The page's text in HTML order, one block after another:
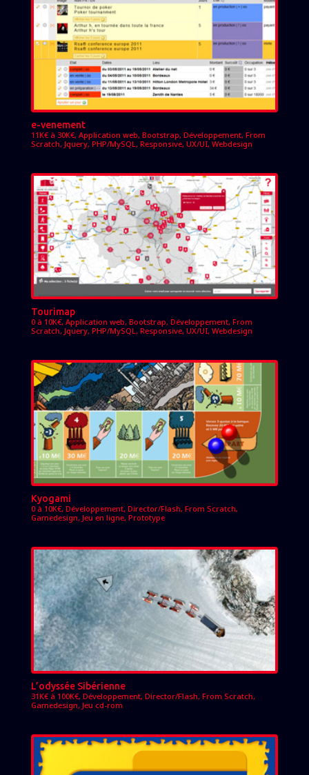
e-venement
11K€ à 30K€, Application web, Bootstrap, Développement, From
Scratch, Jquery, PHP/MySQL, Responsive, UX/UI, Webdesign
Tourimap
0 à 10K€, Application web, Bootstrap, Développement, From
Scratch, Jquery, PHP/MySQL, Responsive, UX/UI, Webdesign
Kyogami
0 à 10K€, Développement, Director/Flash, From Scratch,
Gamedesign, Jeu en ligne, Prototype
L’odyssée Sibérienne
31K€ à 100K€, Développement, Director/Flash, From Scratch,
Gamedesign, Jeu cd-rom